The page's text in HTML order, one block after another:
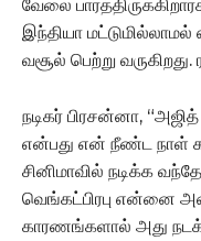
வேலை
இந்தியா
வசூல் பெற்று
நடிகர் பிரசன்னா,
என்பது என் நீண்ட நாள்
சினிமாவில் நடிக்க
வெங்கட்பிரபு என்னை
காரணங்களால் அது